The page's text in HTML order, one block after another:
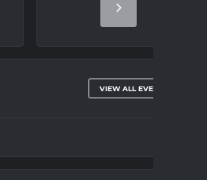
VIEW ALL EVENTS